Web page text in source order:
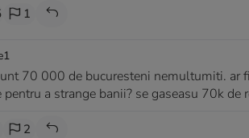
1
70 000 de bucuresteni nemultumiti. ar
pentru a strange banii? se gaseasu 70k de
2